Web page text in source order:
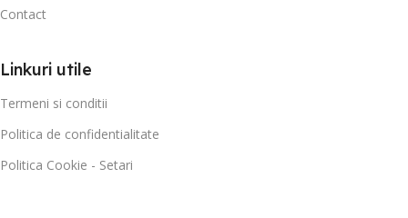
Contact
Linkuri utile
Termeni si conditii
Politica de confidentialitate
Politica Cookie - Setari